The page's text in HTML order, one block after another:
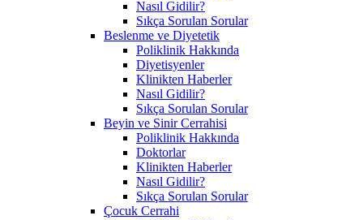
Nasıl Gidilir?
Sıkça Sorulan Sorular
Beslenme ve Diyetetik
Poliklinik Hakkında
Diyetisyenler
Klinikten Haberler
Nasıl Gidilir?
Sıkça Sorulan Sorular
Beyin ve Sinir Cerrahisi
Poliklinik Hakkında
Doktorlar
Klinikten Haberler
Nasıl Gidilir?
Sıkça Sorulan Sorular
Çocuk Cerrahi